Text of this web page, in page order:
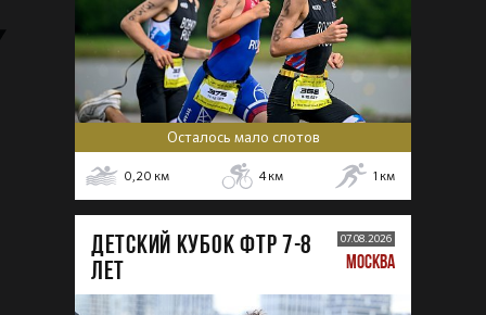
Осталось мало слотов
0,20 км 4км 1 км
ДЕТСКИЙ КУБОК ФТР 7-8
лет
07.08.2026
МОСКВА